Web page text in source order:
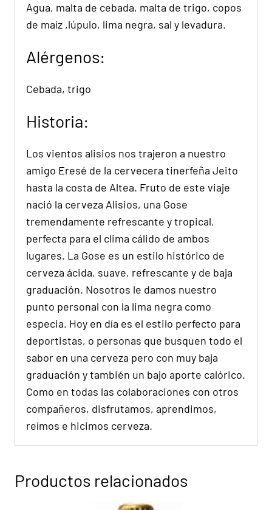
Agua, malta de cebada, malta de trigo, copos
de maíz ,lúpulo, lima negra, sal y levadura.
Alérgenos:
Cebada, trigo
Historia:
Los vientos alisios nos trajeron a nuestro
amigo Eresé de la cervecera tinerfeña Jeito
hasta la costa de Altea. Fruto de este viaje
nació la cerveza Alisios, una Gose
tremendamente refrescante y tropical,
perfecta para el clima cálido de ambos
lugares. La Gose es un estilo histórico de
cerveza ácida, suave, refrescante y de baja
graduación. Nosotros le damos nuestro
punto personal con la lima negra como
especia. Hoy en día es el estilo perfecto para
deportistas, o personas que busquen todo el
sabor en una cerveza pero con muy baja
graduación y también un bajo aporte calórico.
Como en todas las colaboraciones con otros
compañeros, disfrutamos, aprendimos,
reímos e hicimos cerveza.
Productos relacionados